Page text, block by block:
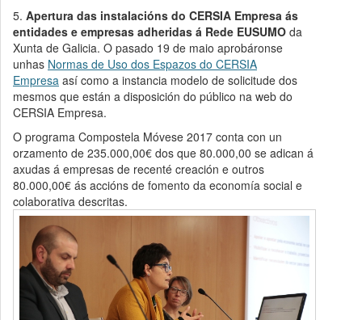
5. Apertura das instalacións do CERSIA Empresa ás
entidades e empresas adheridas á Rede EUSUMO da
Xunta de Galicia. O pasado 19 de maio aprobáronse
unhas Normas de Uso dos Espazos do CERSIA
Empresa así como a instancia modelo de solicitude dos
mesmos que están a disposición do público na web do
CERSIA Empresa.
O programa Compostela Móvese 2017 conta con un
orzamento de 235.000,00€ dos que 80.000,00 se adican á
axudas á empresas de recenté creación e outros
80.000,00€ ás accións de fomento da economía social e
colaborativa descritas.